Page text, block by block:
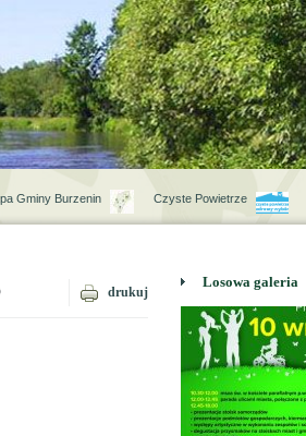
Czyste Powietrze
Gminy Burzenin
drukuj
Losowa galeria